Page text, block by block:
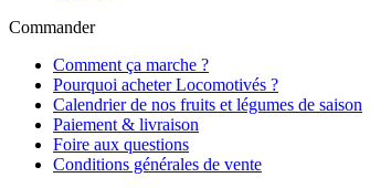
Commander
Comment ça marche ?
Pourquoi acheter Locomotivés ?
Calendrier de nos fruits et légumes de saison
Paiement & livraison
Foire aux questions
Conditions générales de vente